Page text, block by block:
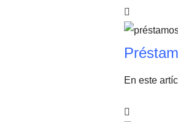
En este